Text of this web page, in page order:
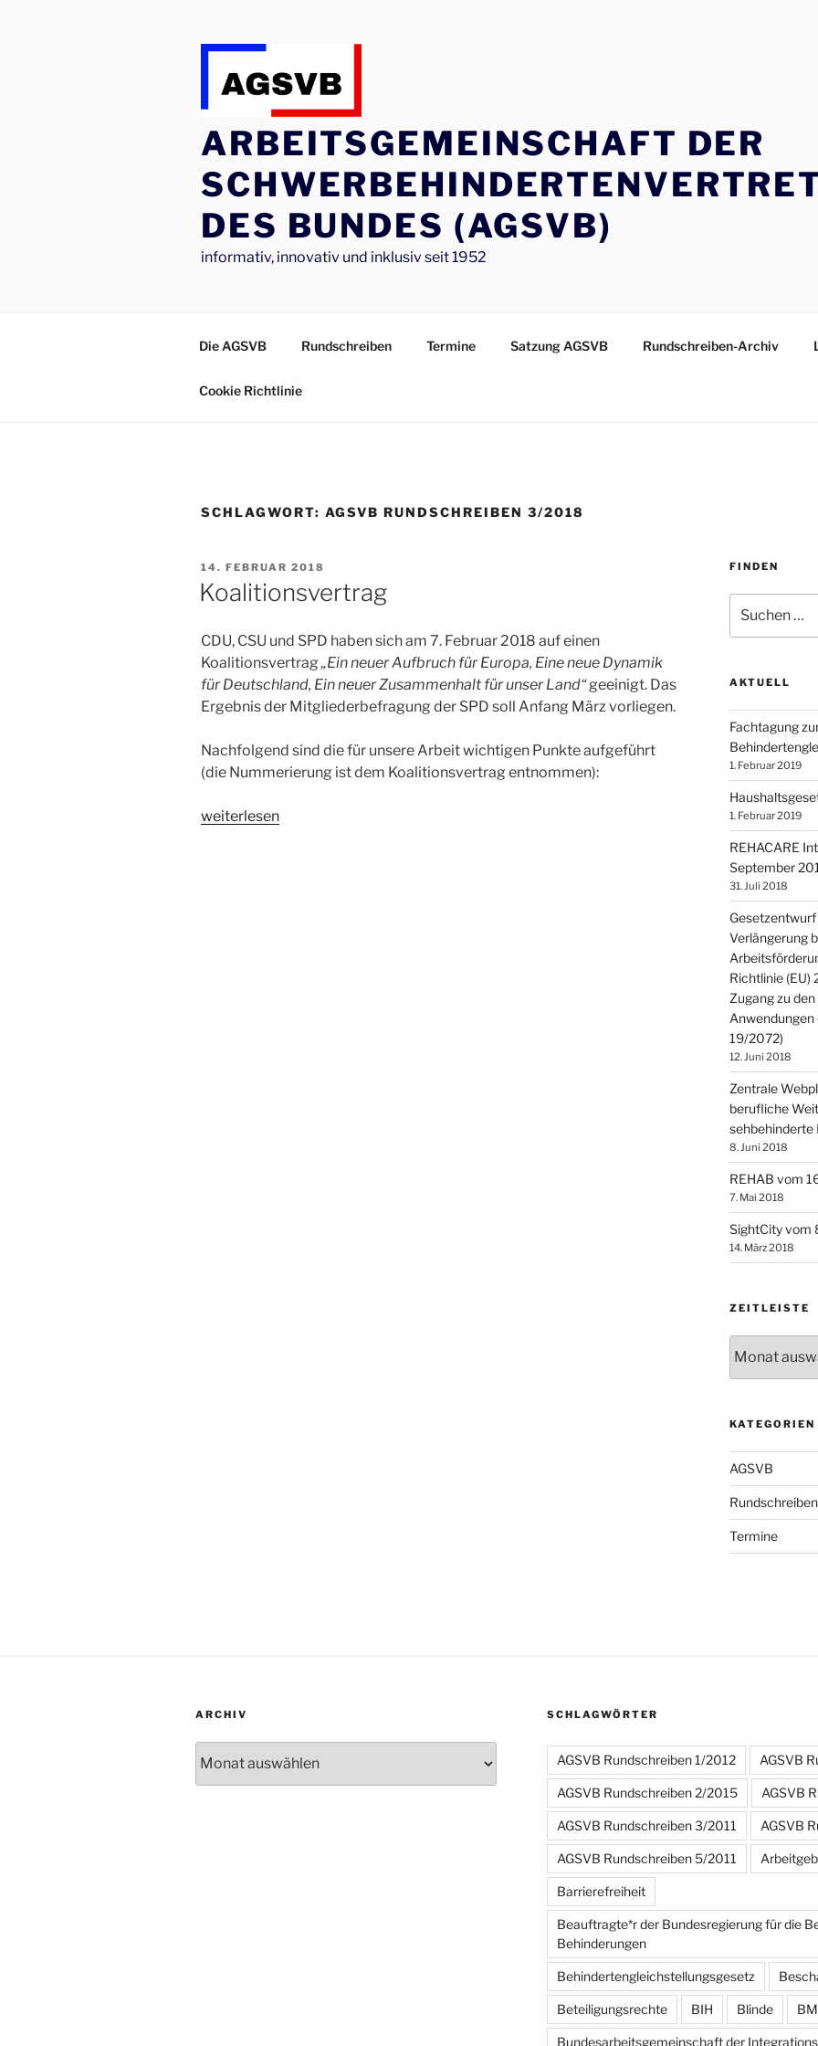
ARBEITSGEMEINSCHAFT DER
DES BUNDES (AGSVB)
informativ, innovativ und inklusiv seit 1952
Die AGSVB Rundschreiben Termine Satzung AGSVB Rundschreiben-Archiv
Cookie Richtlinie
SCHLAGWORT: AGSVB RUNDSCHREIBEN 3/2018
VERÖFFENTLICHT
AM
14. FEBRUAR 2018
Koalitionsvertrag
CDU, CSU und SPD haben sich am 7. Februar 2018 auf einen
Koalitionsvertrag „Ein neuer Aufbruch für Europa, Eine neue Dynamik
für Deutschland, Ein neuer Zusammenhalt für unser Land“geeinigt. Das
Ergebnis der Mitgliederbefragung der SPD soll Anfang März vorliegen.
Nachfolgend sind die für unsere Arbeit wichtigen Punkte aufgeführt
(die Nummerierung ist dem Koalitionsvertrag entnommen):
„Koalitionsvertrag“
weiterlesen
FINDEN
nach:
AKTUELL
Fachtagung
1. Februar 2019
1. Februar 2019
REHACARE
September
31. Juli 2018
Verlängerung
Richtlinie (EU)
Zugang zu
Anwendungen
19/2072)
12. Juni 2018
Zentrale
berufliche
8. Juni 2018
REHAB vom
7. Mai 2018
SightCity vom
14. März 2018
ZEITLEISTE
KATEGORIEN
AGSVB
Rundschreiben
Termine
ARCHIV SCHLAGWÖRTER
AGSVB Rundschreiben 1/2012 AGSVB
AGSVB Rundschreiben 2/2015 AGSVB
AGSVB Rundschreiben 3/2011 AGSVB
AGSVB Rundschreiben 5/2011
Barrierefreiheit
Beauftragte*r der Bundesregierung für die
Behinderungen
Behindertengleichstellungsgesetz
Beteiligungsrechte BIH Blinde
Bundesarbeitsgemeinschaft der